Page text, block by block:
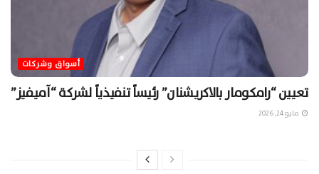
أسواق وشركات
تعيين “رامكومار بالاكريشنان” رئيساً تنفيذياً لشركة “آميفيز”
مايو 24, 2026